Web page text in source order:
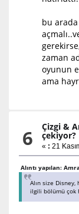
bu
zaman
oyunun
ama
6 Çizgi &
çekiyor?
« : 21
Alıntı yapılan:
Alın size Disney,
ilgili bölümü çok